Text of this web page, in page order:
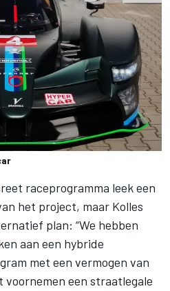
raceprogramma leek een
het project, maar Kolles
plan: “We hebben
aan een hybride
met een vermogen van
voornemen een straatlegale